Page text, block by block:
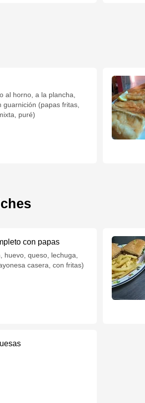
al horno, a la plancha,
guarnición (papas fritas,
puré)
con papas
huevo, queso, lechuga,
casera, con fritas)